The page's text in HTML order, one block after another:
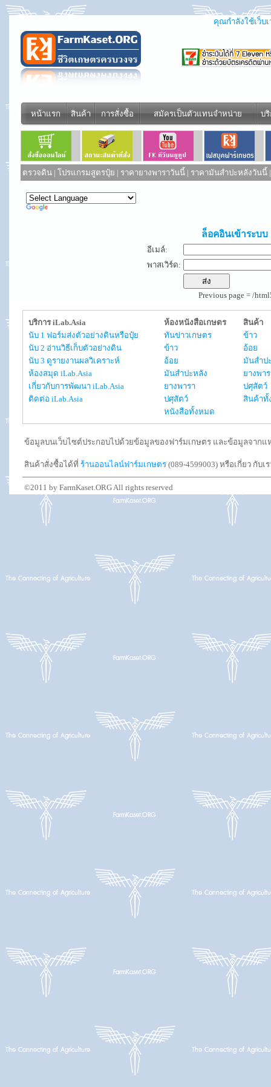
คุณกำลังใช้เว็บ
หน้าแรก สินค้า การสั่งซื้อ สมัครเป็นตัวแทนจำหน่าย บ
ตรวจดิน | โปรแกรมสูตรปุ๋ย | ราคายางพาราวันนี้ | ราคามันสำปะหลังวันนี้
ล็อคอินเข้าระบบ
อีเมล์:
พาสเวิร์ด:
Previous page = /
บริการ iLab.Asia
นับ 1 ฟอร์มส่งตัวอย่างดินหรือปุ๋ย
นับ 2 อ่านวิธีเก็บตัวอย่างดิน
นับ 3 ดูรายงานผลวิเคราะห์
ห้องสมุด iLab.Asia
เกี่ยวกับการพัฒนา iLab.Asia
ติดต่อ iLab.Asia
ห้องหนังสือเกษตร
ทันข่าวเกษตร
ข้าว
อ้อย
มันสำปะหลัง
ยางพารา
ปศุสัตว์
หนังสือทั้งหมด
สินค้า
ข้าว
อ้อย
มันสำป
ยางพา
ปศุสัตว์
สินค้าทั้
ข้อมูลบนเว็บไซต์ประกอบไปด้วยข้อมูลของฟาร์มเกษตร และข้อมูลจาก
สินค้าสั่งซื้อได้ที่ ร้านออนไลน์ฟาร์มเกษตร (089-4599003) หรือเกี่ยว กับเ
©2011 by FarmKaset.ORG All rights reserved